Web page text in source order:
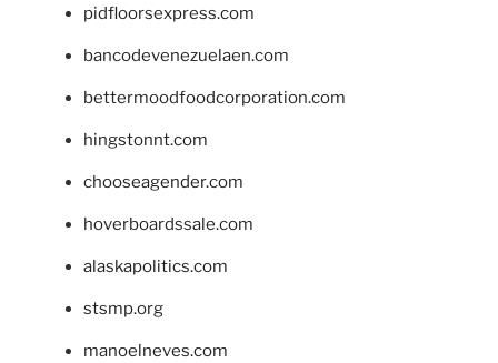
pidfloorsexpress.com
bancodevenezuelaen.com
bettermoodfoodcorporation.com
hingstonnt.com
chooseagender.com
hoverboardssale.com
alaskapolitics.com
stsmp.org
manoelneves.com